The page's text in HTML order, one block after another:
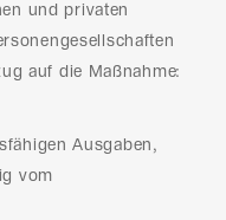
und privaten
auf die Maßnahme:
Ausgaben,
vom